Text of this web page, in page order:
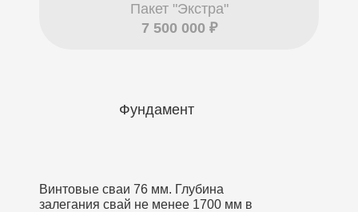
Пакет "Экстра"
7 500 000 ₽
Фундамент
Винтовые сваи 76 мм. Глубина
залегания свай не менее 1700 мм в